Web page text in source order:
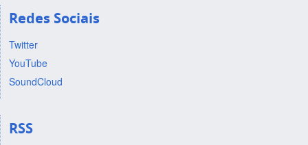
Redes Sociais
Twitter
YouTube
SoundCloud
RSS